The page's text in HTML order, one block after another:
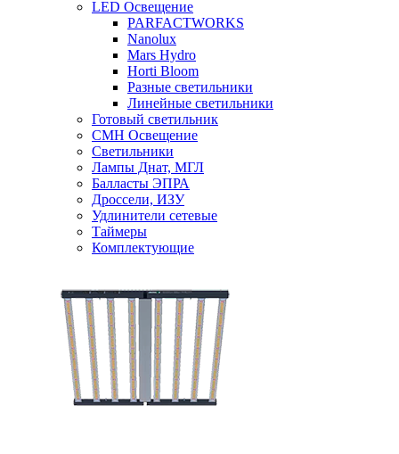
LED Освещение
PARFACTWORKS
Nanolux
Mars Hydro
Horti Bloom
Разные светильники
Линейные светильники
Готовый светильник
CMH Освещение
Светильники
Лампы Днат, МГЛ
Балласты ЭПРА
Дроссели, ИЗУ
Удлинители сетевые
Таймеры
Комплектующие